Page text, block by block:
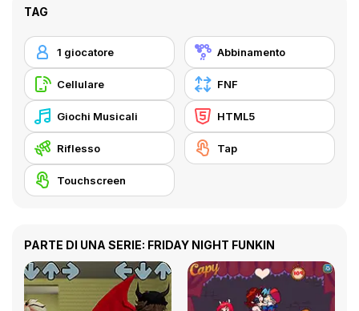
TAG
1 giocatore Abbinamento
Cellulare FNF
Giochi Musicali HTML5
Riflesso Tap
Touchscreen
PARTE DI UNA SERIE: FRIDAY NIGHT FUNKIN